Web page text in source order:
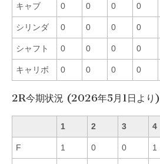
キャブ 0 0 0 0
シリンダ 0 0 0 0
シャフト 0 0 0 0
キャリボ 0 0 0 0
2R今期状況 (2026年5月1日より)
1 2 3 4
F 1 0 0 1